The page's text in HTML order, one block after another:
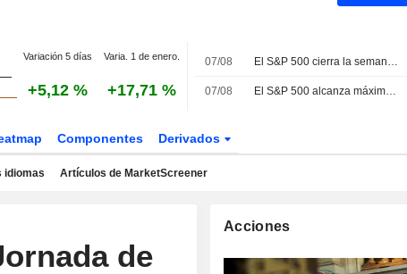
Variación 5 días Varia. 1 de enero.
+5,12 % +17,71 %
07/08 El S&P 500 cierra la semana al alza impulsado por el avance de los gigantes tecnológicos
07/08 El S&P 500 alcanza máximos históricos tras un informe de empleo que aleja las subidas de tipos
Componentes Derivados
idiomas Artículos de MarketScreener
de
Acciones